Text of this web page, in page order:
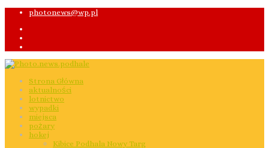
photonews@wp.pl
Strona Główna
aktualności
lotnictwo
wypadki
miejsca
pożary
hokej
Kibice Podhala Nowy Targ